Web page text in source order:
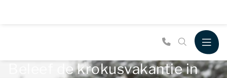
Beleef de krokusvakantie in